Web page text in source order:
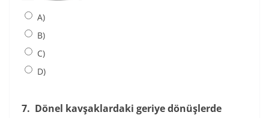
A)
B)
C)
D)
7. Dönel kavşaklardaki geriye dönüşlerde